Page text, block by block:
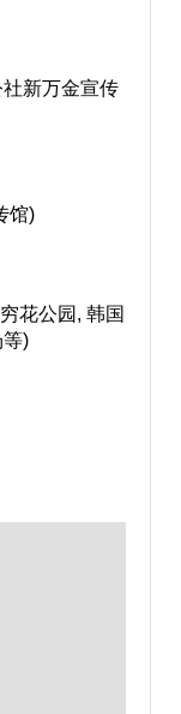
新万金宣传
馆)
花公园, 韩国
)